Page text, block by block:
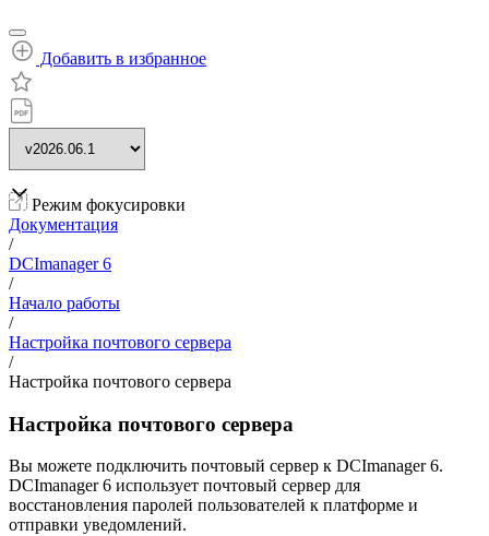
Добавить в избранное
Режим фокусировки
Документация
/
DCImanager 6
/
Начало работы
/
Настройка почтового сервера
/
Настройка почтового сервера
Настройка почтового сервера
Вы можете подключить почтовый сервер к DCImanager 6.
DCImanager 6 использует почтовый сервер для
восстановления паролей пользователей к платформе и
отправки уведомлений.